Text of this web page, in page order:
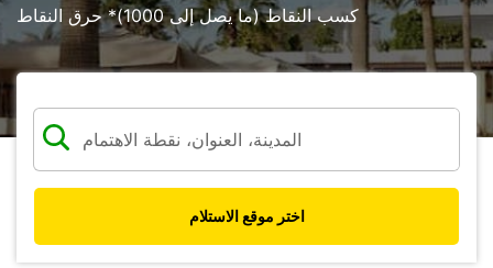
كسب النقاط (ما يصل إلى 1000)* حرق النقاط
اختر موقع الاستلام